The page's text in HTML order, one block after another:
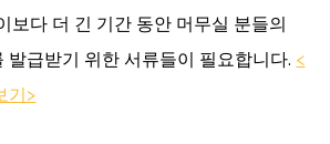
보다 더 긴 기간 동안 머무실 분들의
발급받기 위한 서류들이 필요합니다. <
기>